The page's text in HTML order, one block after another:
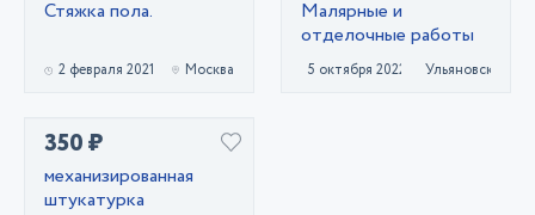
Стяжка пола.
2 февраля 2021 Москва
Малярные и
отделочные работы
5 октября 2022 Ульяновск
350 ₽
механизированная
штукатурка